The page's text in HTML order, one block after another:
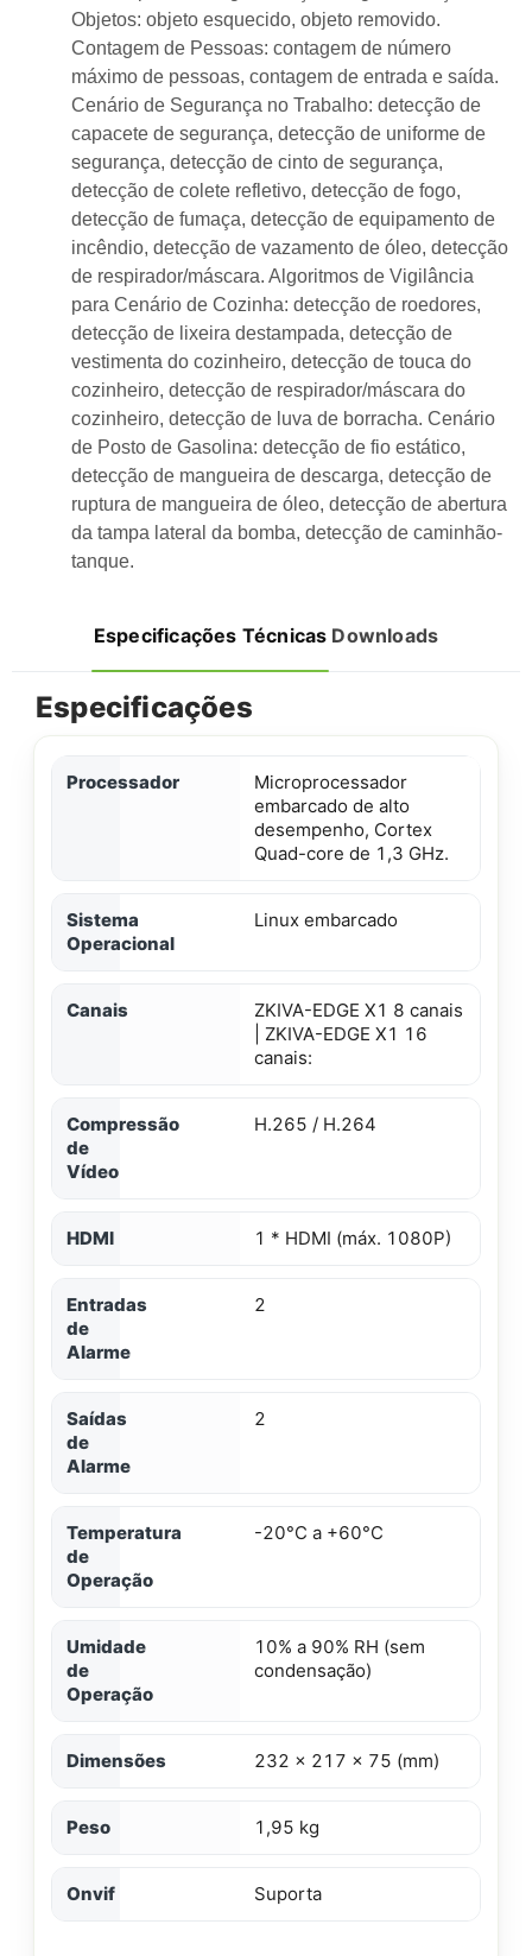
Objetos: objeto esquecido, objeto removido.
Contagem de Pessoas: contagem de número
máximo de pessoas, contagem de entrada e saída.
Cenário de Segurança no Trabalho: detecção de
capacete de segurança, detecção de uniforme de
segurança, detecção de cinto de segurança,
detecção de colete refletivo, detecção de fogo,
detecção de fumaça, detecção de equipamento de
incêndio, detecção de vazamento de óleo, detecção
de respirador/máscara. Algoritmos de Vigilância
para Cenário de Cozinha: detecção de roedores,
detecção de lixeira destampada, detecção de
vestimenta do cozinheiro, detecção de touca do
cozinheiro, detecção de respirador/máscara do
cozinheiro, detecção de luva de borracha. Cenário
de Posto de Gasolina: detecção de fio estático,
detecção de mangueira de descarga, detecção de
ruptura de mangueira de óleo, detecção de abertura
da tampa lateral da bomba, detecção de caminhão-
tanque.
Especificações Técnicas Downloads
Especificações
Processador
Microprocessador
embarcado de alto
desempenho, Cortex
Quad-core de 1,3 GHz.
Sistema
Operacional
Linux embarcado
Canais
ZKIVA-EDGE X1 8 canais
| ZKIVA-EDGE X1 16
canais:
Compressão
de
Vídeo
H.265 / H.264
HDMI 1 * HDMI (máx. 1080P)
Entradas
de
Alarme
2
Saídas
de
Alarme
2
Temperatura
de
Operação
-20°C a +60°C
Umidade
de
Operação
10% a 90% RH (sem
condensação)
Dimensões 232 x 217 x 75 (mm)
Peso 1,95 kg
Onvif Suporta